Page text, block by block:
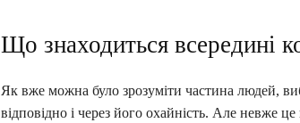
Що знаходиться всередині
Як вже можна було зрозуміти частина людей,
відповідно і через його охайність. Але невже